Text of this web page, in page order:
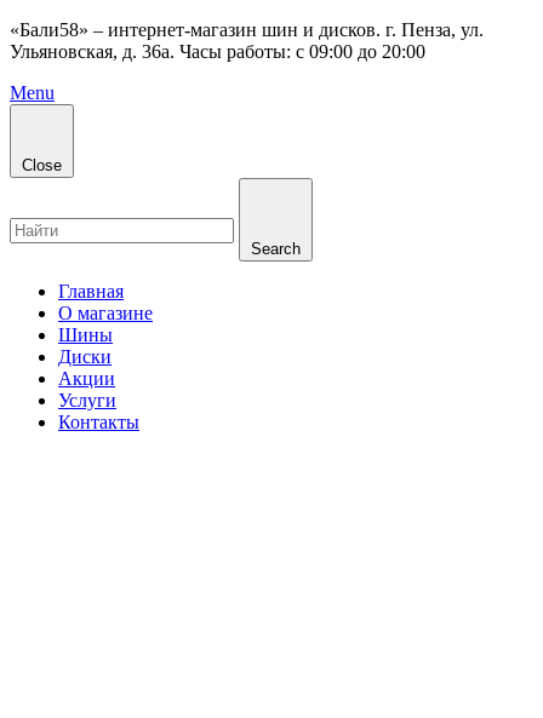
«Бали58» – интернет-магазин шин и дисков. г. Пенза, ул.
Ульяновская, д. 36а. Часы работы: с 09:00 до 20:00
Menu
Close
Search
Главная
О магазине
Шины
Диски
Акции
Услуги
Контакты